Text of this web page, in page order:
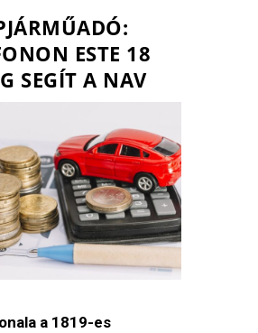
ESTE 18
SEGÍT A NAV
a 1819-es